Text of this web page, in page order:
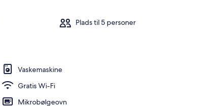
Plads til 5 personer
Vaskemaskine
Gratis Wi-Fi
Mikrobølgeovn